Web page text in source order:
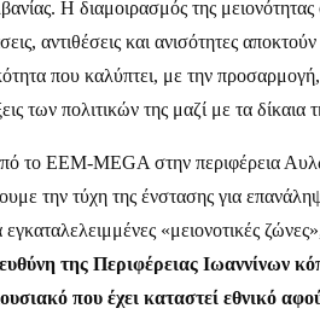
Η διαμοιρασμός της
αντιθέσεις και ανισότητες
που καλύπτει, με την
των πολιτικών της μαζί με τα
το ΕΕΜ-MEGA στην περιφέρεια
την τύχη της ένστασης για
εγκαταλελειμμένες «μειονοτικές
της Περιφέρειας Ιωαννίνων
που έχει καταστεί εθνικό